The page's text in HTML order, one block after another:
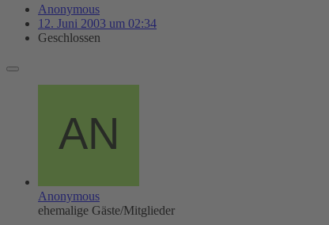
Anonymous
12. Juni 2003 um 02:34
Geschlossen
Anonymous
ehemalige Gäste/Mitglieder